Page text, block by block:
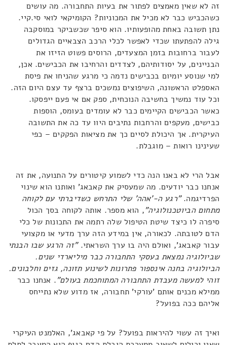
זה לא שאין מאמצים לפתור את בעיות התחבורה. מה עושים
כשהכביש כבר לא מכיל את המכוניות? הקומיקאי לואי סי.קיי.
נתן תשובה באחת מהופעותיו. הוא סיפר שכשביקר במוסקבה
גילה להפתעתו שכדי לאפשר לכלי הרכב הצבאיים הגדולים
לעבור ברחובות בזמן המצעדים, הרוסים פשוט הזיזו את
הבניינים, על יסודותיהם, לצדדים והרחיבו את הכבישים. אכן,
למי שנוסע יומיום בכבישים נדמה כי מרגע שהניחו את פיסת
האספלט הראשונה, השיפוצים נמשכים ברצף עד עצם היום הזה.
וכל עוד נמשיך בחשיבה הנוכחית, ספק אם אי פעם ייפסקו.
כאשר הכבישים הקיימים כבר לא עומדים בעומס, הוספות
כבישים, מעקפים והרחבות נתיבים היוו עד כה את התשובה
העיקרית. אך היכולת לסיים כך את מציאות הפקקים – כפי
שעינינו רואות – מוגבלת.
אבל הרי לא באנו הנה כדי לשמוע קיטורים על התנועה, את זה
אנחנו כבר יודעים. מה שמעסיק את קאבאג' ואותנו הוא שינוי
הפרדיגמה."רגע ה-'אהה' שלי התרחש כשדיברתי עם לקוחה
מתחום הביוטכנולוגיה", הוא מספר. אותה לקוחה בסך הכול
סיפרה לו כיצד שיטת הטיפול שלה רתמה את התכונות של כלי
הדם לטובתה. לכאורה, אין במידע הזה ערך מדעי או מקצועי
עבור קאבאג', ואולם היה בו ערך השראתי."זה הרגע שבו הבנתי
שביולוגיה נמצאת בעסקי התחבורה כבר מיליארדי שנים.
הביולוגיה בחנה אינספור פתרונות לשינוע תזונה, גזים וחלבונים.
זוהי למעשה מעבדת התחבורה המתוחכמת בעולם". אנחנו כבר
ממילא מכנים אותם 'עורקי' תחבורה, אז מדוע שלא נתייחס
אליהם ככה בפועל?
ואיך זה עשוי להיראות בפועל? על פי קאבאג', האלמנט העיקרי